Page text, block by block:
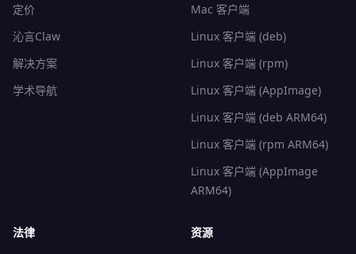
定价
沁言Claw
解决方案
学术导航
Mac 客户端
Linux 客户端 (deb)
Linux 客户端 (rpm)
Linux 客户端 (AppImage)
Linux 客户端 (deb ARM64)
Linux 客户端 (rpm ARM64)
Linux 客户端 (AppImage
ARM64)
法律 资源